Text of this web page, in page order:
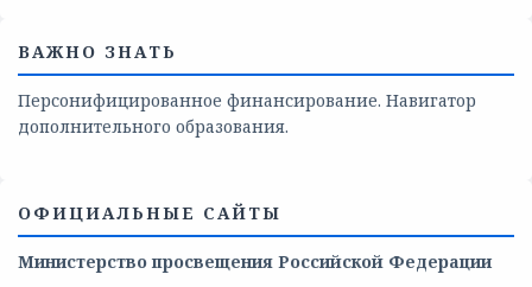
ВАЖНО ЗНАТЬ
Персонифицированное финансирование. Навигатор
дополнительного образования.
ОФИЦИАЛЬНЫЕ САЙТЫ
Министерство просвещения Российской Федерации